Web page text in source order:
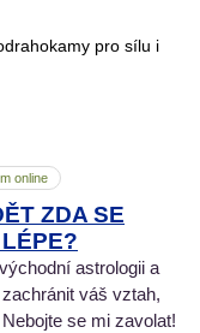
pro sílu i
online
ZDA SE
astrologii a
váš vztah,
se mi zavolat!